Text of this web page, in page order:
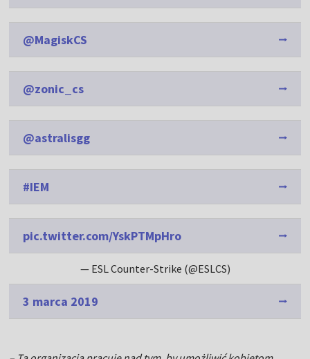
@MagiskCS
@zonic_cs
@astralisgg
#IEM
pic.twitter.com/YskPTMpHro
— ESL Counter-Strike (@ESLCS)
3 marca 2019